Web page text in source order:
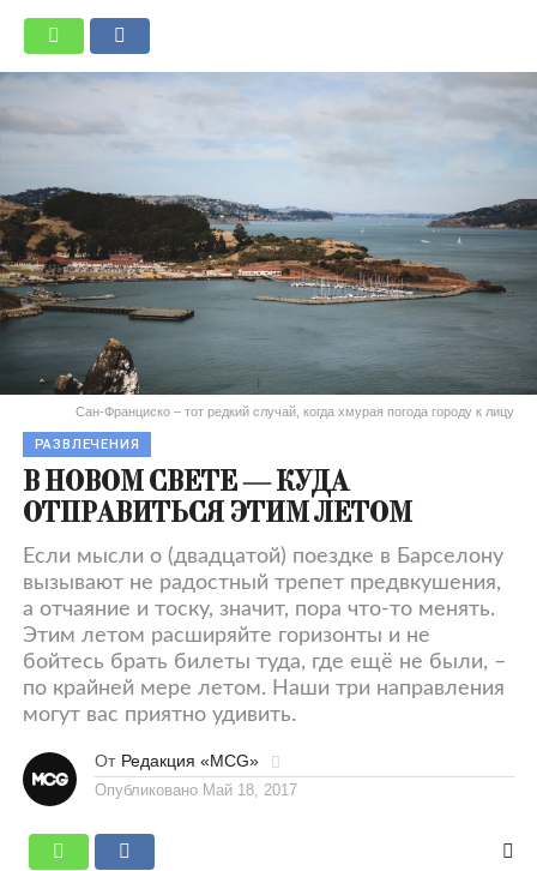
Сан-Франциско – тот редкий случай, когда хмурая погода городу к лицу
РАЗВЛЕЧЕНИЯ
В НОВОМ СВЕТЕ — КУДА
ОТПРАВИТЬСЯ ЭТИМ ЛЕТОМ
Если мысли о (двадцатой) поездке в Барселону
вызывают не радостный трепет предвкушения,
а отчаяние и тоску, значит, пора что-то менять.
Этим летом расширяйте горизонты и не
бойтесь брать билеты туда, где ещё не были, –
по крайней мере летом. Наши три направления
могут вас приятно удивить.
От Редакция «MCG»
Опубликовано Май 18, 2017